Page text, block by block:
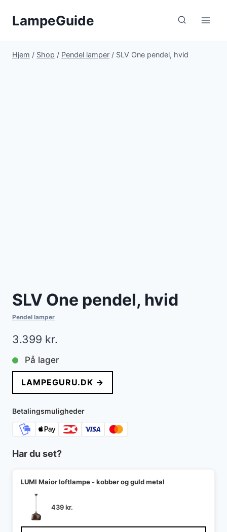
LampeGuide
Hjem / Shop / Pendel lamper / SLV One pendel, hvid
SLV One pendel, hvid
Pendel lamper
3.399 kr.
På lager
LAMPEGURU.DK →
Betalingsmuligheder
Har du set?
LUMI Maior loftlampe - kobber og guld metal
439kr.